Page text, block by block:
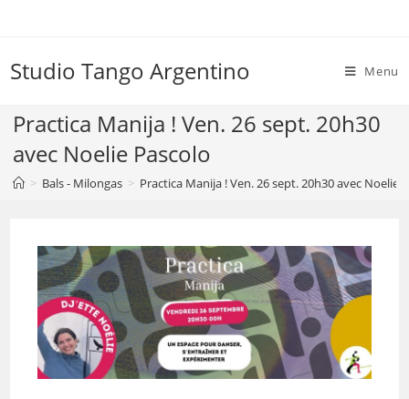
Studio Tango Argentino Menu
Practica Manija ! Ven. 26 sept. 20h30
avec Noelie Pascolo
> Bals - Milongas > Practica Manija ! Ven. 26 sept. 20h30 avec Noelie